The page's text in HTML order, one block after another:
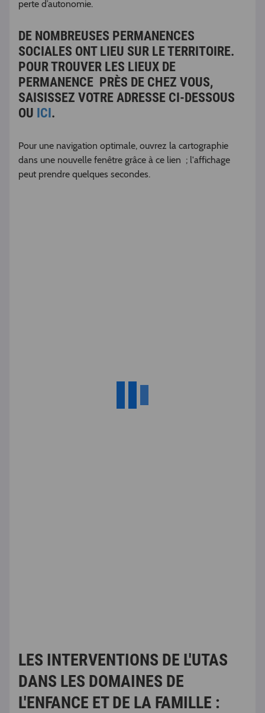
perte d’autonomie.
DE NOMBREUSES PERMANENCES
SOCIALES ONT LIEU SUR LE TERRITOIRE.
POUR TROUVER LES LIEUX DE
PERMANENCE PRÈS DE CHEZ VOUS,
SAISISSEZ VOTRE ADRESSE CI-DESSOUS
OU ICI .
Pour une navigation optimale, ouvrez la cartographie
dans une nouvelle fenêtre grâce à ce lien ; l'affichage
peut prendre quelques secondes.
LES INTERVENTIONS DE L'UTAS
DANS LES DOMAINES DE
L'ENFANCE ET DE LA FAMILLE :